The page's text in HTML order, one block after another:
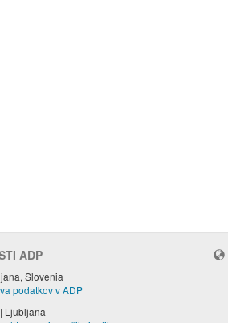
ADP
Slovenia
podatkov v ADP
Ljubljana